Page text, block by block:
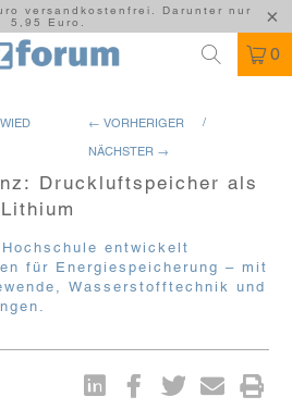
versandkostenfrei. Darunter nur
5,95 Euro.
0
← VORHERIGER
/
NÄCHSTER →
Druckluftspeicher als
entwickelt
für Energiespeicherung – mit
Wasserstofftechnik und